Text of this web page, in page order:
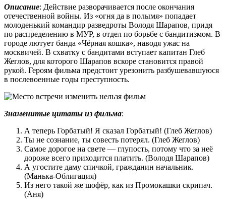
Описание: Действие разворачивается после окончания
отечественной войны. Из «огня да в полымя» попадает
молоденький командир разведроты Володя Шарапов, придя
по распределению в МУР, в отдел по борьбе с бандитизмом. В
городе лютует банда «Чёрная кошка», наводя ужас на
москвичей. В схватку с бандитами вступает капитан Глеб
Жеглов, для которого Шарапов вскоре становится правой
рукой. Героям фильма предстоит урезонить разбушевавшуюся
в послевоенные годы преступность.
Знаменитые цитаты из фильма:
А теперь Горбатый! Я сказал Горбатый! (Глеб Жеглов)
Ты не сознание, ты совесть потерял. (Глеб Жеглов)
Самое дорогое на свете — глупость, потому что за неё
дороже всего приходится платить. (Володя Шарапов)
А угостите даму спичкой, гражданин начальник.
(Манька-Облигация)
Из него такой же шофёр, как из Промокашки скрипач.
(Аня)